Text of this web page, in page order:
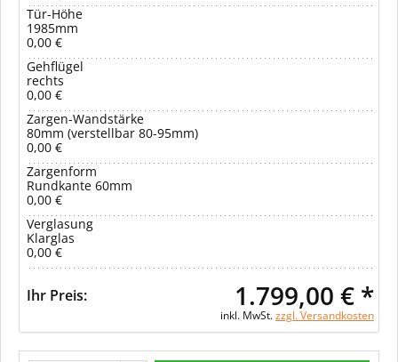
Tür-Höhe
1985mm
0,00 €
Gehflügel
rechts
0,00 €
Zargen-Wandstärke
80mm (verstellbar 80-95mm)
0,00 €
Zargenform
Rundkante 60mm
0,00 €
Verglasung
Klarglas
0,00 €
Ihr Preis: 1.799,00 € *
inkl. MwSt.zzgl. Versandkosten